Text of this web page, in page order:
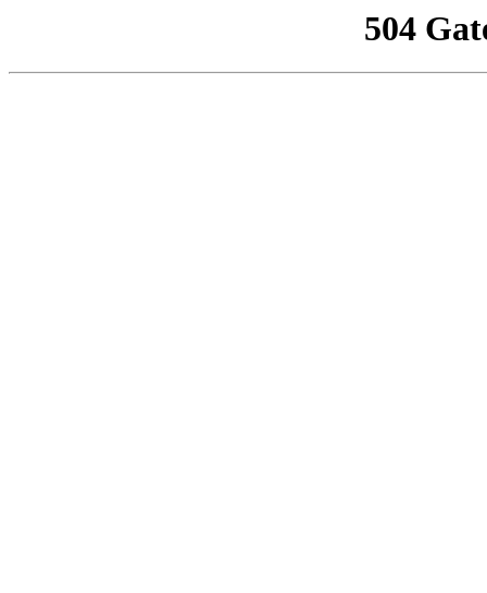
504